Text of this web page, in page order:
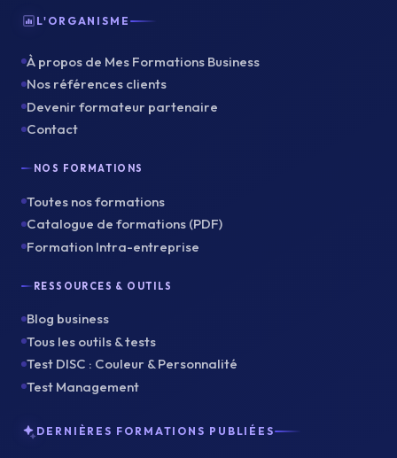
L'ORGANISME
À propos de Mes Formations Business
Nos références clients
Devenir formateur partenaire
Contact
NOS FORMATIONS
Toutes nos formations
Catalogue de formations (PDF)
Formation Intra-entreprise
RESSOURCES & OUTILS
Blog business
Tous les outils & tests
Test DISC : Couleur & Personnalité
Test Management
DERNIÈRES FORMATIONS PUBLIÉES